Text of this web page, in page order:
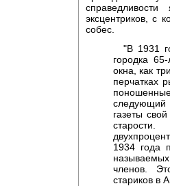
эксцентриков, с
собес.
"В 1931
городка
окна, как
перчатках
следующий
газеты
1934 года
членов.
стариков в